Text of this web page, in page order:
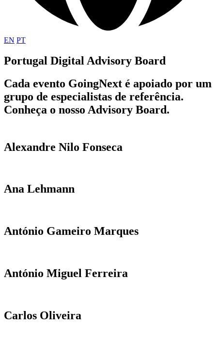
EN PT
Portugal Digital Advisory Board
Cada evento GoingNext é apoiado por um
grupo de especialistas de referência.
Conheça o nosso Advisory Board.
Alexandre Nilo Fonseca
Ana Lehmann
António Gameiro Marques
António Miguel Ferreira
Carlos Oliveira